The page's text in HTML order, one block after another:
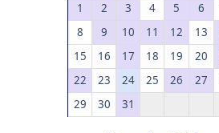
1 2 3 4 5 6
8
9 10 11 12 13
15
16 17 18 19 20
22
23 24 25 26 27
29
30 31